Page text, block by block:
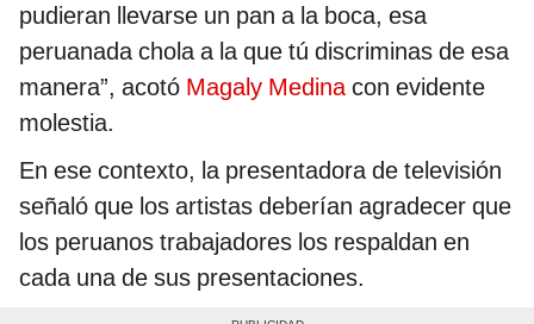
pudieran llevarse un pan a la boca, esa
peruanada chola a la que tú discriminas de esa
manera”, acotó Magaly Medinacon evidente
molestia.
En ese contexto, la presentadora de televisión
señaló que los artistas deberían agradecer que
los peruanos trabajadores los respaldan en
cada una de sus presentaciones.